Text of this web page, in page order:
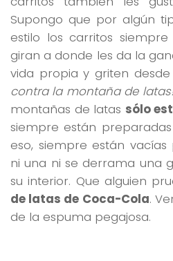
Supongo que por algún
estilo los carritos
giran a donde les da la
vida propia y griten desde
contra la montaña de
montañas de latas sólo
siempre están
eso, siempre están
ni una ni se derrama una
su interior. Que alguien
de latas de Coca-Cola.
de la espuma pegajosa.